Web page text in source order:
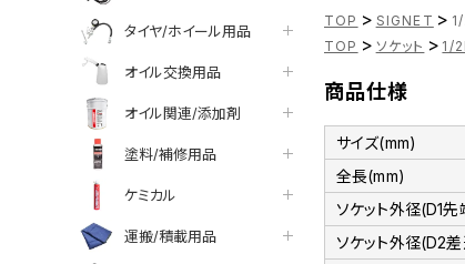
タイヤ/ホイール用品
オイル交換用品
オイル関連/添加剤
塗料/補修用品
ケミカル
運搬/積載用品
TOP > SIGNET >
TOP > ソケット > 1/
商品仕様
サイズ(mm)
全長(mm)
ソケット外径(D1
ソケット外径(D2